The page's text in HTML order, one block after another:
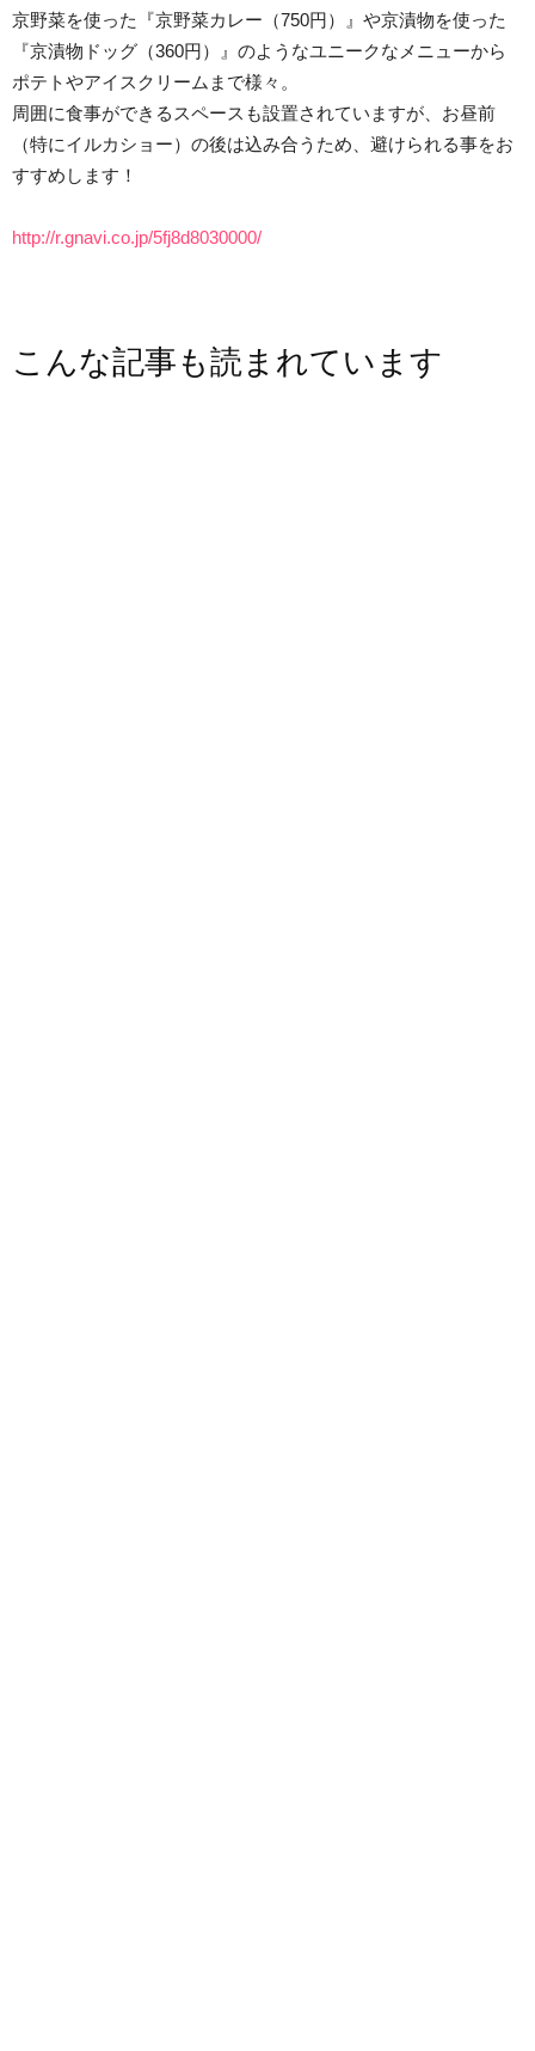
京野菜を使った『京野菜カレー（750円）』や京漬物を使った
『京漬物ドッグ（360円）』のようなユニークなメニューから
ポテトやアイスクリームまで様々。
周囲に食事ができるスペースも設置されていますが、お昼前
（特にイルカショー）の後は込み合うため、避けられる事をお
すすめします！
http://r.gnavi.co.jp/5fj8d8030000/
こんな記事も読まれています